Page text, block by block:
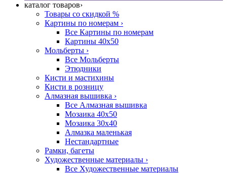
каталог товаров›
Товары со скидкой %
Картины по номерам ›
Все Картины по номерам
Картины 40x50
Мольберты ›
Все Мольберты
Этюдники
Кисти и мастихины
Кисти в розницу
Алмазная вышивка ›
Все Алмазная вышивка
Мозаика 40x50
Мозаика 30x40
Алмазка маленькая
Нестандартные
Рамки, багеты
Художественные материалы ›
Все Художественные материалы